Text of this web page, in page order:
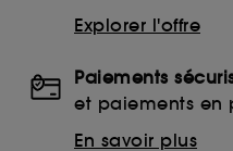
Explorer l'offre
Paiements
et paiements en
En savoir plus